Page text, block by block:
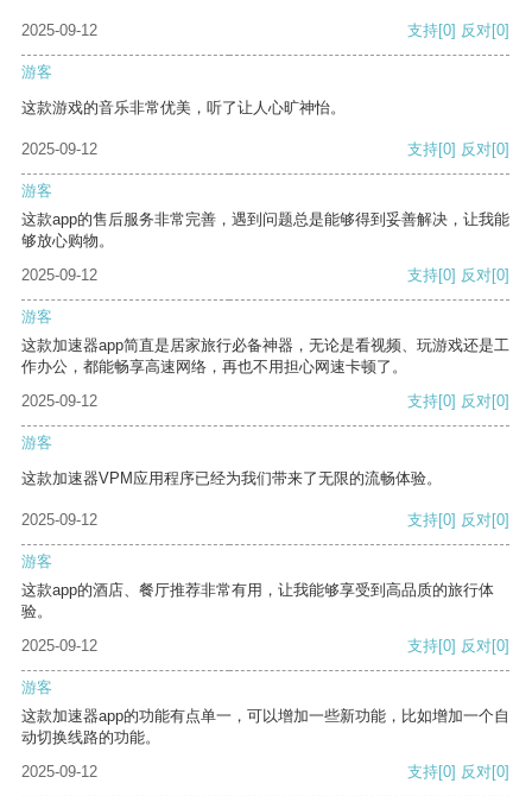
2025-09-12 支持[0] 反对[0]
游客
这款游戏的音乐非常优美，听了让人心旷神怡。
2025-09-12 支持[0] 反对[0]
游客
这款app的售后服务非常完善，遇到问题总是能够得到妥善解决，让我能
够放心购物。
2025-09-12
支持[0] 反对[0]
游客
这款加速器app简直是居家旅行必备神器，无论是看视频、玩游戏还是工
作办公，都能畅享高速网络，再也不用担心网速卡顿了。
2025-09-12
支持[0] 反对[0]
游客
这款加速器VPM应用程序已经为我们带来了无限的流畅体验。
2025-09-12 支持[0] 反对[0]
游客
这款app的酒店、餐厅推荐非常有用，让我能够享受到高品质的旅行体
验。
2025-09-12
支持[0] 反对[0]
游客
这款加速器app的功能有点单一，可以增加一些新功能，比如增加一个自
动切换线路的功能。
2025-09-12
支持[0] 反对[0]